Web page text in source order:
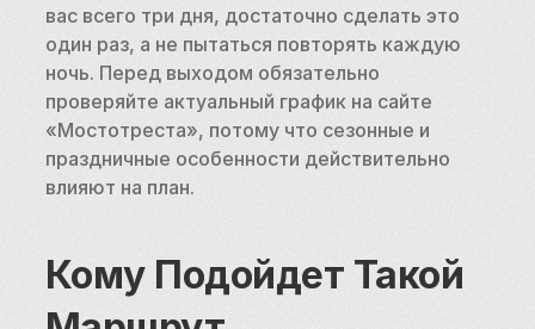
вас всего три дня, достаточно сделать это
один раз, а не пытаться повторять каждую
ночь. Перед выходом обязательно
проверяйте актуальный график на сайте
«Мостотреста», потому что сезонные и
праздничные особенности действительно
влияют на план.
Кому Подойдет Такой